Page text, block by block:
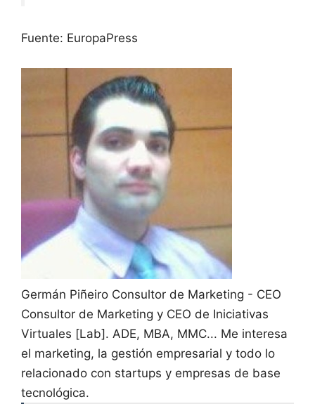
Fuente: EuropaPress
Germán Piñeiro Consultor de Marketing - CEO
Consultor de Marketing y CEO de Iniciativas
Virtuales [Lab]. ADE, MBA, MMC... Me interesa
el marketing, la gestión empresarial y todo lo
relacionado con startups y empresas de base
tecnológica.